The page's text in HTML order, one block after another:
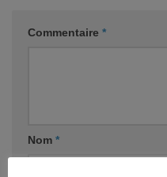
Commentaire *
Nom *